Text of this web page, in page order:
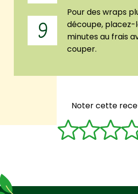
9
Pour des wraps
découpe, placez-
minutes au frais
couper.
Noter cette